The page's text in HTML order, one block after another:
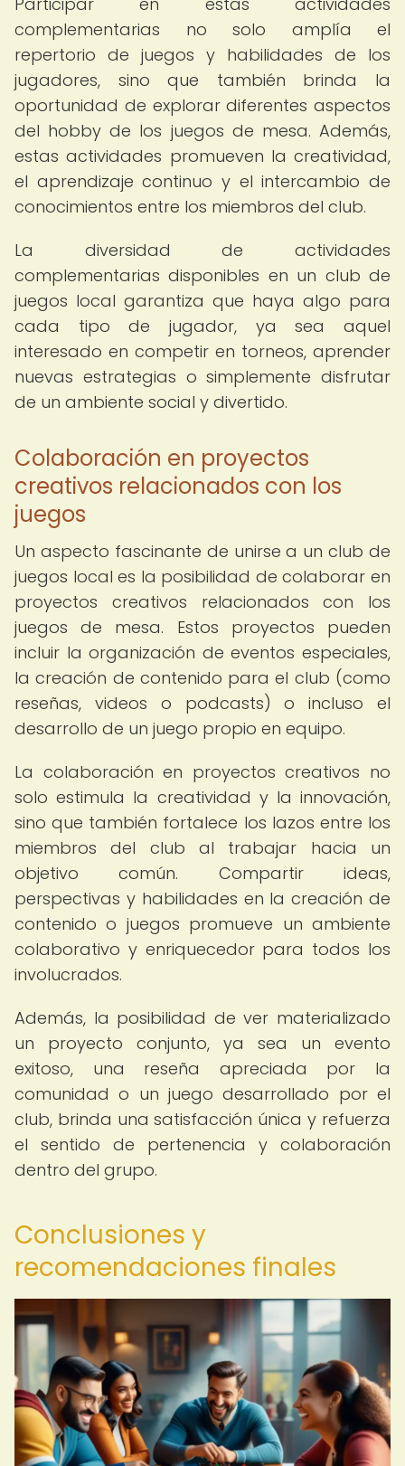
complementarias no solo amplía el
repertorio de juegos y habilidades de los
jugadores, sino que también brinda la
oportunidad de explorar diferentes aspectos
del hobby de los juegos de mesa. Además,
estas actividades promueven la creatividad,
el aprendizaje continuo y el intercambio de
conocimientos entre los miembros del club.
La diversidad de actividades
complementarias disponibles en un club de
juegos local garantiza que haya algo para
cada tipo de jugador, ya sea aquel
interesado en competir en torneos, aprender
nuevas estrategias o simplemente disfrutar
de un ambiente social y divertido.
Colaboración en proyectos
creativos relacionados con los
juegos
Un aspecto fascinante de unirse a un club de
juegos local es la posibilidad de colaborar en
proyectos creativos relacionados con los
juegos de mesa. Estos proyectos pueden
incluir la organización de eventos especiales,
la creación de contenido para el club (como
reseñas, videos o podcasts) o incluso el
desarrollo de un juego propio en equipo.
La colaboración en proyectos creativos no
solo estimula la creatividad y la innovación,
sino que también fortalece los lazos entre los
miembros del club al trabajar hacia un
objetivo común. Compartir ideas,
perspectivas y habilidades en la creación de
contenido o juegos promueve un ambiente
colaborativo y enriquecedor para todos los
involucrados.
Además, la posibilidad de ver materializado
un proyecto conjunto, ya sea un evento
exitoso, una reseña apreciada por la
comunidad o un juego desarrollado por el
club, brinda una satisfacción única y refuerza
el sentido de pertenencia y colaboración
dentro del grupo.
Conclusiones y
recomendaciones finales